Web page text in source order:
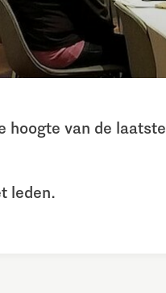
hoogte van de laatste
leden.